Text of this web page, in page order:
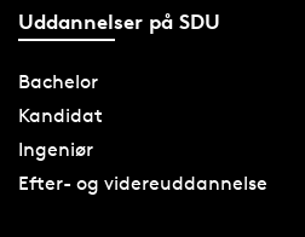
Uddannelser på SDU
Bachelor
Kandidat
Ingeniør
Efter- og videreuddannelse